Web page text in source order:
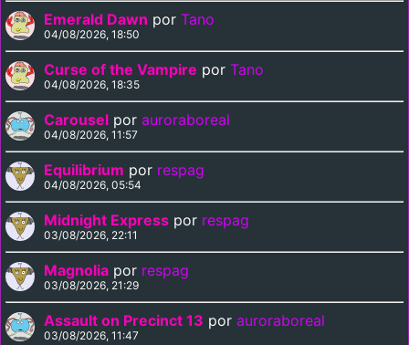
Emerald Dawn por Tano
04/08/2026, 18:50
Curse of the Vampire por Tano
04/08/2026, 18:35
Carousel por auroraboreal
04/08/2026, 11:57
Equilibrium por respag
04/08/2026, 05:54
Midnight Express por respag
03/08/2026, 22:11
Magnolia por respag
03/08/2026, 21:29
Assault on Precinct 13 por auroraboreal
03/08/2026, 11:47